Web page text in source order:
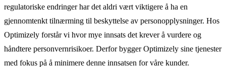
regulatoriske endringer har det aldri vært viktigere å ha en
gjennomtenkt tilnærming til beskyttelse av personopplysninger. Hos
Optimizely forstår vi hvor mye innsats det krever å vurdere og
håndtere personvernrisikoer. Derfor bygger Optimizely sine tjenester
med fokus på å minimere denne innsatsen for våre kunder.